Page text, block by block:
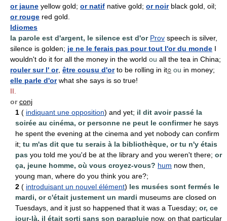
or jaune yellow gold; or natif native gold; or noirblack gold, oil;
or rouge red gold.
Idiomes
la parole est d'argent, le silence est d'or Prov speech is silver,
silence is golden; je ne le ferais pas pour tout l'or du monde I
wouldn't do it for all the money in the world ou all the tea in China;
rouler sur l' or, être cousu d'orto be rolling in it○ ou in money;
elle parle d'orwhat she says is so true!
II.
or conj
1 ( indiquant une opposition) and yet; il dit avoir passé la
soirée au cinéma, or personne ne peut le confirmerhe says
he spent the evening at the cinema and yet nobody can confirm
it; tu m'as dit que tu serais à la bibliothèque, or tu n'y étais
pas you told me you'd be at the library and you weren't there; or
ça, jeune homme, où vous croyez-vous? hum now then,
young man, where do you think you are?;
2 ( introduisant un nouvel élément) les musées sont fermés le
mardi, or c'était justement un mardi museums are closed on
Tuesdays, and it just so happened that it was a Tuesday; or, ce
jour-là, il était sorti sans son parapluie now, on that particular